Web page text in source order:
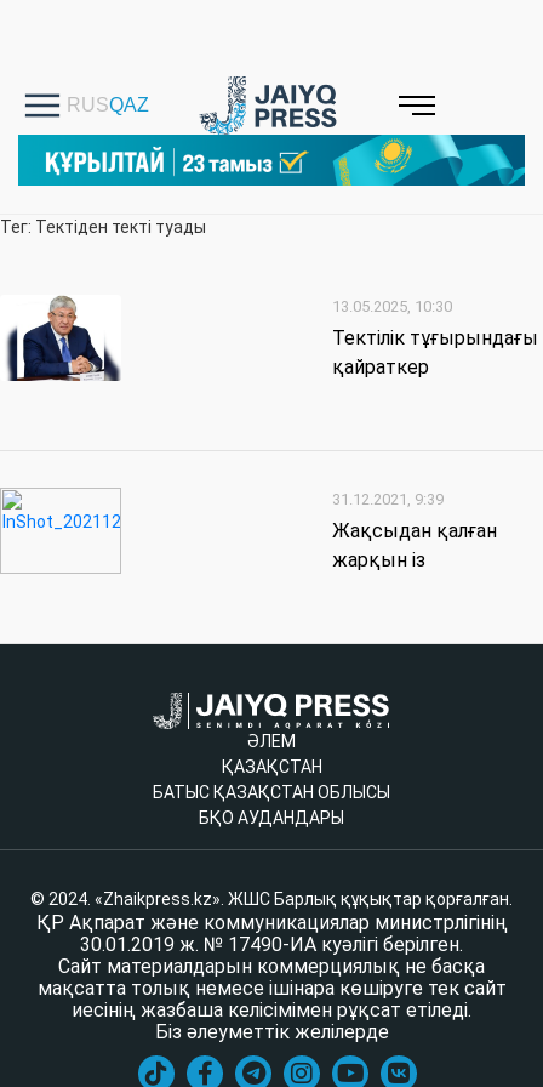
Тег: Тектіден текті туады
13.05.2025, 10:30
Тектілік тұғырындағы
қайраткер
31.12.2021, 9:39
Жақсыдан қалған
жарқын із
ӘЛЕМ
ҚАЗАҚСТАН
БАТЫС ҚАЗАҚСТАН ОБЛЫСЫ
БҚО АУДАНДАРЫ
© 2024. «Zhaikpress.kz». ЖШС Барлық құқықтар қорғалған.
ҚР Ақпарат және коммуникациялар министрлігінің
30.01.2019 ж. № 17490-ИА куәлігі берілген.
Сайт материалдарын коммерциялық не басқа
мақсатта толық немесе ішінара көшіруге тек сайт
иесінің жазбаша келісімімен рұқсат етіледі.
Біз әлеуметтік желілерде